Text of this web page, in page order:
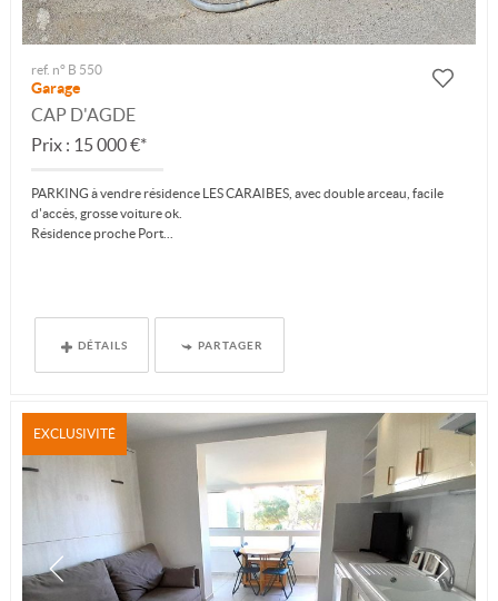
ref. n° B 550
Garage
CAP D'AGDE
Prix : 15 000 €*
PARKING à vendre résidence LES CARAIBES, avec double arceau, facile
d'accès, grosse voiture ok.
Résidence proche Port...
DÉTAILS PARTAGER
EXCLUSIVITÉ